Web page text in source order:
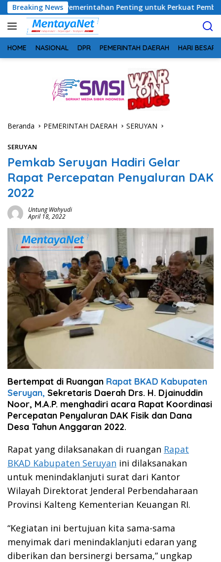
Langsung
ke
konten
Breaking NewsPenting untuk Perkuat Pembangunan Desa
HOME NASIONAL DPR PEMERINTAH DAERAH HARI BESAR
Beranda PEMERINTAH DAERAH SERUYAN
SERUYAN
Pemkab Seruyan Hadiri Gelar
Rapat Percepatan Penyaluran DAK
2022
Untung Wahyudi
April 18, 2022
Bertempat di Ruangan Rapat BKAD Kabupaten
Seruyan, Sekretaris Daerah Drs. H. Djainuddin
Noor, M.A.P. menghadiri acara Rapat Koordinasi
Percepatan Penyaluran DAK Fisik dan Dana
Desa Tahun Anggaran 2022.
Rapat yang dilaksanakan di ruangan Rapat
BKAD Kabupaten Seruyan ini dilaksanakan
untuk menindaklanjuti surat dari Kantor
Wilayah Direktorat Jenderal Perbendaharaan
Provinsi Kalteng Kementerian Keuangan RI.
“Kegiatan ini bertujuan kita sama-sama
menyimak dari menindaklanjuti edaran yang
diberikan dan bersinergi bersama,” ungkap